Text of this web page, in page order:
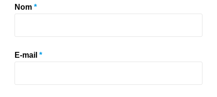
Nom *
E-mail *